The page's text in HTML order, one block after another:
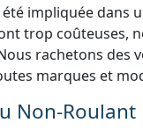
impliquée dans
trop coûteuses,
rachetons des
marques et
Non-Roulant